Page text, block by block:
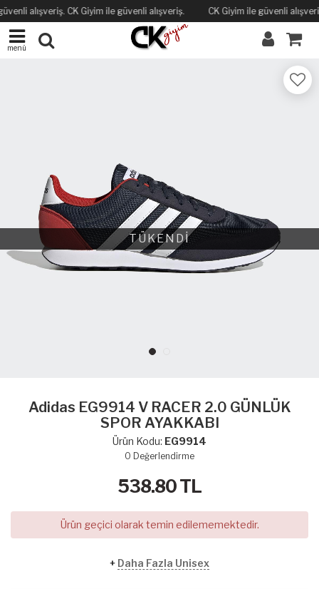
alışveriş. CK Giyim ile güvenli alışveriş. CK Giyim ile güvenli
menü
TÜKENDİ
Adidas EG9914 V RACER 2.0 GÜNLÜK
SPOR AYAKKABI
Ürün Kodu: EG9914
0 Değerlendirme
538.80TL
Ürün geçici olarak temin edilememektedir.
+ Daha Fazla Unisex